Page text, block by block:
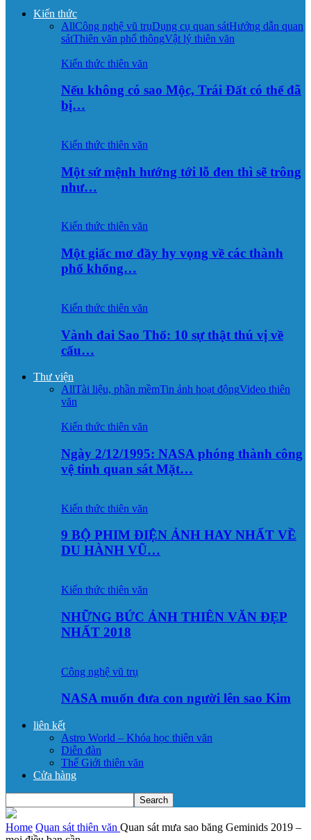
Kiến thức
AllCông nghệ vũ trụDụng cụ quan sátHướng dẫn quan
sátThiên văn phổ thôngVật lý thiên văn
Kiến thức thiên văn
Nếu không có sao Mộc, Trái Đất có thể đã
bị…
Kiến thức thiên văn
Một sứ mệnh hướng tới lỗ đen thì sẽ trông
như…
Kiến thức thiên văn
Một giấc mơ đầy hy vọng về các thành
phố khổng…
Kiến thức thiên văn
Vành đai Sao Thổ: 10 sự thật thú vị về
cấu…
Thư viện
AllTài liệu, phần mềmTin ảnh hoạt độngVideo thiên
văn
Kiến thức thiên văn
Ngày 2/12/1995: NASA phóng thành công
vệ tinh quan sát Mặt…
Kiến thức thiên văn
9 BỘ PHIM ĐIỆN ẢNH HAY NHẤT VỀ
DU HÀNH VŨ…
Kiến thức thiên văn
NHỮNG BỨC ẢNH THIÊN VĂN ĐẸP
NHẤT 2018
Công nghệ vũ trụ
NASA muốn đưa con người lên sao Kim
liên kết
Astro World – Khóa học thiên văn
Diễn đàn
Thế Giới thiên văn
Cửa hàng
Home Quan sát thiên văn Quan sát mưa sao băng Geminids 2019 –